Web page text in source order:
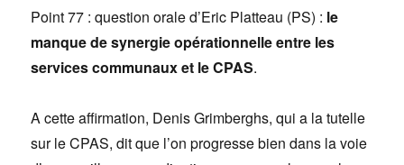
Point 77 : question orale d’Eric Platteau (PS) : le
manque de synergie opérationnelleentre les
services communaux et le CPAS.
A cette affirmation, Denis Grimberghs, qui a la tutelle
sur le CPAS, dit que l’on progresse bien dans la voie